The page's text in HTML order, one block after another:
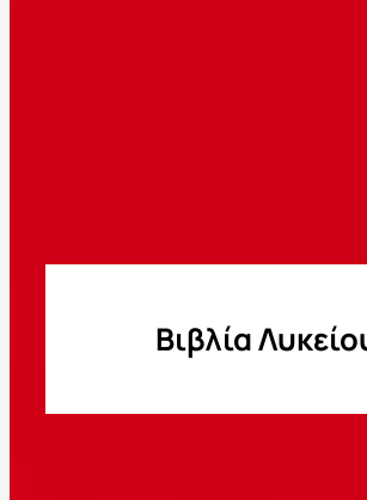
Βιβλία